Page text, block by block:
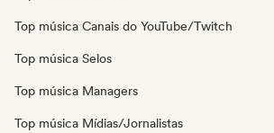
Top música Canais do YouTube/Twitch
Top música Selos
Top música Managers
Top música Mídias/Jornalistas